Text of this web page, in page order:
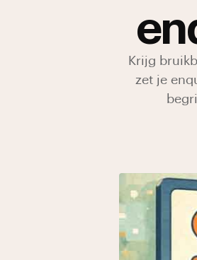
Krijg
zet je